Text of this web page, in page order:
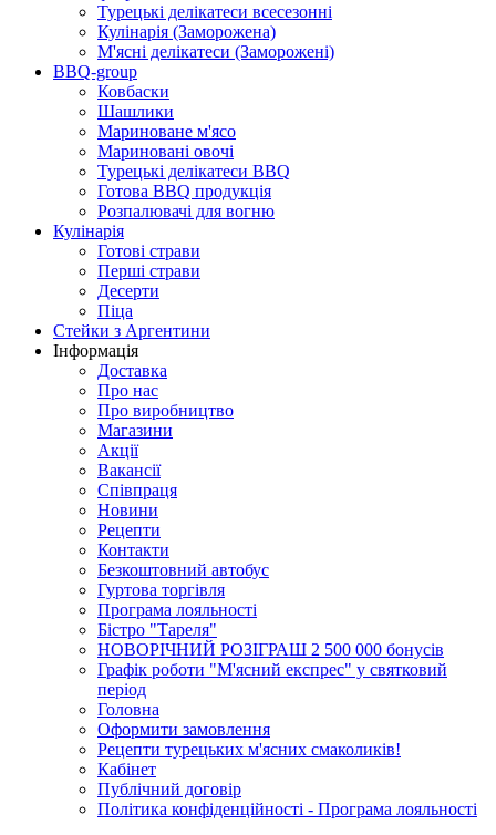
Турецькі делікатеси всесезонні
Кулінарія (Заморожена)
М'ясні делікатеси (Заморожені)
BBQ-group
Ковбаски
Шашлики
Мариноване м'ясо
Мариновані овочі
Турецькі делікатеси BBQ
Готова BBQ продукція
Розпалювачі для вогню
Кулінарія
Готові страви
Перші страви
Десерти
Піца
Стейки з Аргентини
Інформація
Доставка
Про нас
Про виробництво
Магазини
Акції
Вакансії
Співпраця
Новини
Рецепти
Контакти
Безкоштовний автобус
Гуртова торгівля
Програма лояльності
Бістро "Тареля"
НОВОРІЧНИЙ РОЗІГРАШ 2 500 000 бонусів
Графік роботи "М'ясний експрес" у святковий
період
Головна
Оформити замовлення
Рецепти турецьких м'ясних смаколиків!
Кабінет
Публічний договір
Політика конфіденційності - Програма лояльності